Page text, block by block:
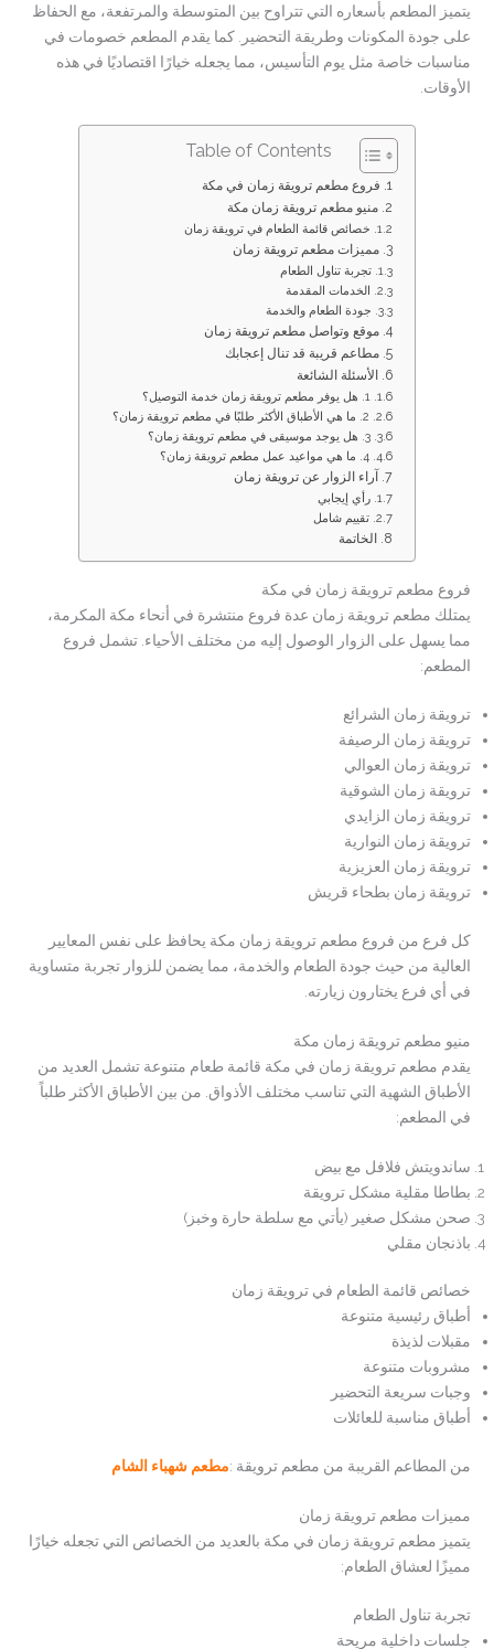
يتميز المطعم بأسعاره التي تتراوح بين المتوسطة والمرتفعة، مع الحفاظ
على جودة المكونات وطريقة التحضير. كما يقدم المطعم خصومات في
مناسبات خاصة مثل يوم التأسيس، مما يجعله خيارًا اقتصاديًا في هذه
الأوقات.
Table of Contents
فروع مطعم ترويقة زمان في مكة
منيو مطعم ترويقة زمان مكة
خصائص قائمة الطعام في ترويقة زمان
مميزات مطعم ترويقة زمان
تجربة تناول الطعام
الخدمات المقدمة
جودة الطعام والخدمة
موقع وتواصل مطعم ترويقة زمان
مطاعم قريبة قد تنال إعجابك
الأسئلة الشائعة
1. هل يوفر مطعم ترويقة زمان خدمة التوصيل؟
2. ما هي الأطباق الأكثر طلبًا في مطعم ترويقة زمان؟
3. هل يوجد موسيقى في مطعم ترويقة زمان؟
4. ما هي مواعيد عمل مطعم ترويقة زمان؟
آراء الزوار عن ترويقة زمان
رأي إيجابي
تقييم شامل
الخاتمة
فروع مطعم ترويقة زمان في مكة
يمتلك مطعم ترويقة زمان عدة فروع منتشرة في أنحاء مكة المكرمة،
مما يسهل على الزوار الوصول إليه من مختلف الأحياء. تشمل فروع
المطعم:
ترويقة زمان الشرائع
ترويقة زمان الرصيفة
ترويقة زمان العوالي
ترويقة زمان الشوقية
ترويقة زمان الزايدي
ترويقة زمان النوارية
ترويقة زمان العزيزية
ترويقة زمان بطحاء قريش
كل فرع من فروع مطعم ترويقة زمان مكة يحافظ على نفس المعايير
العالية من حيث جودة الطعام والخدمة، مما يضمن للزوار تجربة متساوية
في أي فرع يختارون زيارته.
منيو مطعم ترويقة زمان مكة
يقدم مطعم ترويقة زمان في مكة قائمة طعام متنوعة تشمل العديد من
الأطباق الشهية التي تناسب مختلف الأذواق. من بين الأطباق الأكثر طلباً
في المطعم:
ساندويتش فلافل مع بيض
بطاطا مقلية مشكل ترويقة
صحن مشكل صغير (يأتي مع سلطة حارة وخبز)
باذنجان مقلي
خصائص قائمة الطعام في ترويقة زمان
أطباق رئيسية متنوعة
مقبلات لذيذة
مشروبات متنوعة
وجبات سريعة التحضير
أطباق مناسبة للعائلات
من المطاعم القريبة من مطعم ترويقة :مطعم شهباء الشام
مميزات مطعم ترويقة زمان
يتميز مطعم ترويقة زمان في مكة بالعديد من الخصائص التي تجعله خيارًا
مميزًا لعشاق الطعام:
تجربة تناول الطعام
جلسات داخلية مريحة